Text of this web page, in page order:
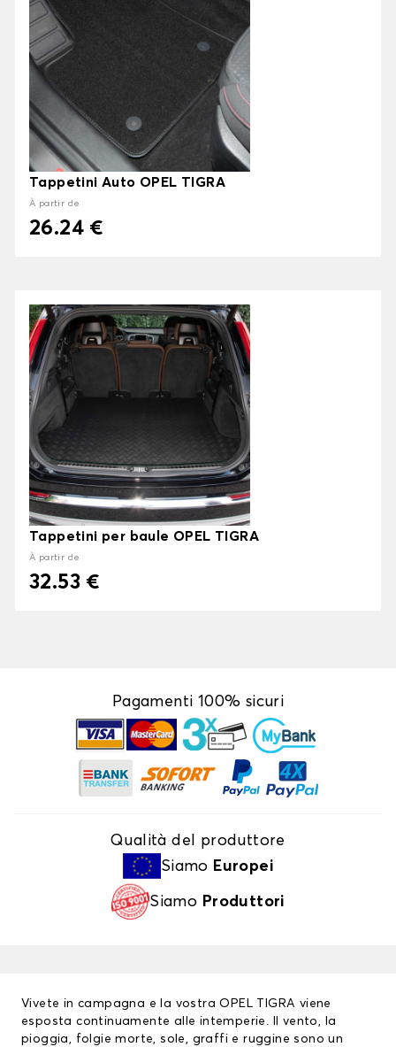
Tappetini Auto OPEL TIGRA
À partir de
26.24 €
Tappetini per baule OPEL TIGRA
À partir de
32.53 €
Pagamenti 100% sicuri
Qualità del produttore
Siamo Europei
Siamo Produttori
Vivete in campagna e la vostra OPEL TIGRA viene
esposta continuamente alle intemperie. Il vento, la
pioggia, folgie morte, sole, graffi e ruggine sono un